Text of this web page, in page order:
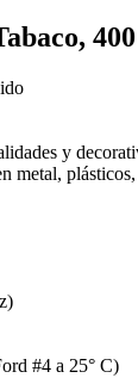
y
metal,
#4 a 25° C)